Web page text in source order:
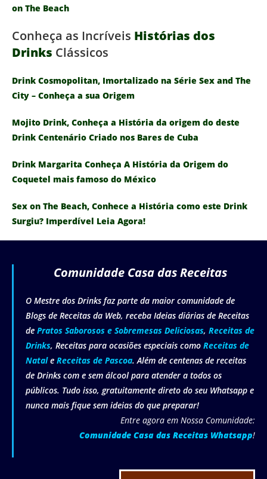
on The Beach
Conheça as Incríveis Histórias dos
Drinks Clássicos
Drink Cosmopolitan, Imortalizado na Série Sex and The
City – Conheça a sua Origem
Mojito Drink, Conheça a História da origem do deste
Drink Centenário Criado nos Bares de Cuba
Drink Margarita Conheça A História da Origem do
Coquetel mais famoso do México
Sex on The Beach, Conhece a História como este Drink
Surgiu? Imperdível Leia Agora!
Comunidade Casa das Receitas
O Mestre dos Drinks faz parte da maior comunidade de
Blogs de Receitas da Web, receba Ideias diárias de Receitas
de Pratos Saborosos e Sobremesas Deliciosas, Receitas de
Drinks, Receitas para ocasiões especiais como Receitas de
Natale Receitas de Pascoa. Além de centenas de receitas
de Drinks com e sem álcool para atender a todos os
públicos. Tudo isso, gratuitamente direto do seu Whatsapp e
nunca mais fique sem ideias do que preparar!
Entre agora em Nossa Comunidade:
Comunidade Casa das Receitas Whatsapp!